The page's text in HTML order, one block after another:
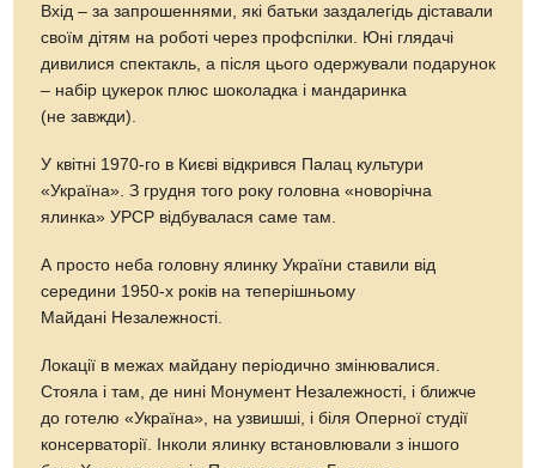
Вхід – за запрошеннями, які батьки заздалегідь діставали
своїм дітям на роботі через профспілки. Юні глядачі
дивилися спектакль, а після цього одержували подарунок
– набір цукерок плюс шоколадка і мандаринка
(не завжди).
У квітні 1970-го в Києві відкрився Палац культури
«Україна». З грудня того року головна «новорічна
ялинка» УРСР відбувалася саме там.
А просто неба головну ялинку України ставили від
середини 1950-х років на теперішньому
Майдані Незалежності.
Локації в межах майдану періодично змінювалися.
Стояла і там, де нині Монумент Незалежності, і ближче
до готелю «Україна», на узвишші, і біля Оперної студії
консерваторії. Інколи ялинку встановлювали з іншого